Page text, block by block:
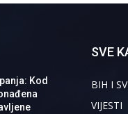
Kod
SVE
BIH I
VIJESTI